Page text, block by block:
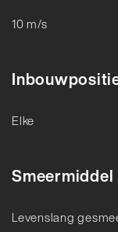
10 m/s
Elke
Smeermiddel
Levenslang